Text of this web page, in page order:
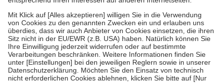
stärken und die besondere Stellung der Familie zu unterstützen,
fallenkeine Zuzahlungenan bei:
• Kindern und Jugendlichen bis zum vollendeten 18. Lebensjahr
mit Ausnahme der Fahrkosten
• Untersuchungen zur Vorsorge und Früherkennung, die von der
GKV getragen werden
• empfohlenen Schutzimpfungen
• Harn- und Blutteststreifen